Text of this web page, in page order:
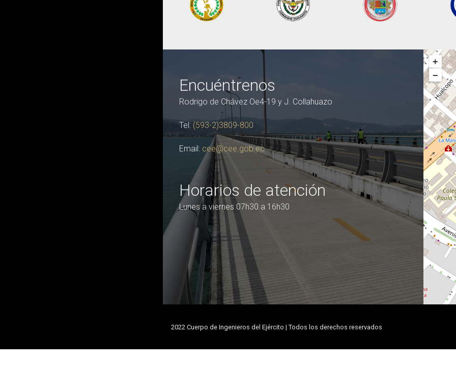
Encuéntrenos
Rodrigo de Chávez Oe4-19 y J. Collahuazo
Tel: (593-2)3809-800
Email: cee@cee.gob.ec
Horarios de atención
Lunes a viernes 07h30 a 16h30
+
−
2022 Cuerpo de Ingenieros del Ejército | Todos los derechos reservados